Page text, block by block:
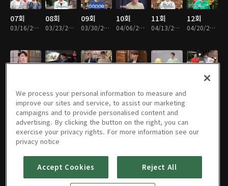
07회
03/16/2022 • 1시간 10분
08회
03/23/2022 • 1시간 15분
09회
03/30/2022 • 1시간 21분
10회
04/06/2022 • 1시간 31분
11회
04/13/2022 • 1시간 31분
12회
04/20/2022 • 1시간 30분
19회
06/15/2022 • 1시간 31분
20회 21회 22회 23회 24회
We process your personal information to measure and
improve our sites and service, to assist our marketing
campaigns and to provide personalised content and
advertising. By clicking the button on the right, you can
exercise your privacy rights. For more information see our
privacy notice
Accept Cookies Reject All